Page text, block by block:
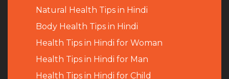
Natural Health Tips in Hindi
Body Health Tips in Hindi
Health Tips in Hindi for Woman
Health Tips in Hindi for Man
Health Tips in Hindi for Child